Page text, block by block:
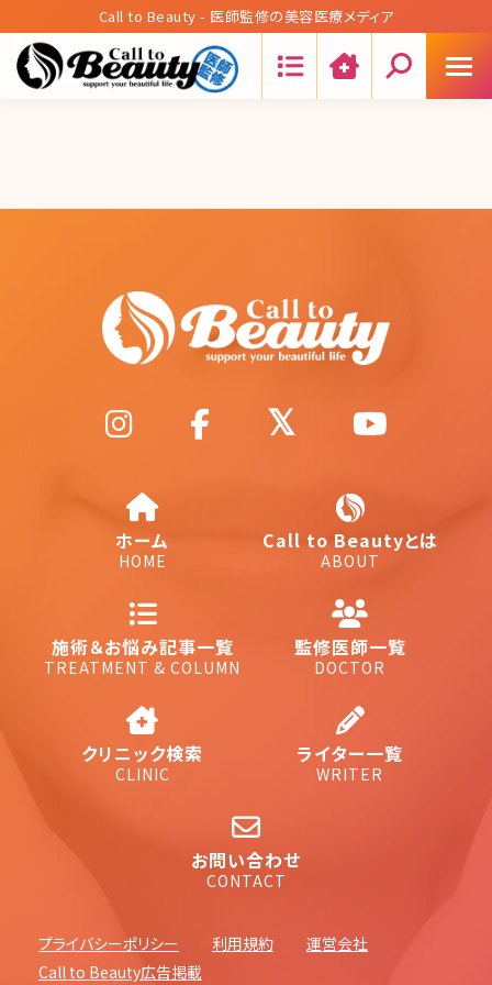
Call to Beauty - 医師監修の美容医療メディア
ホーム
HOME
Call to Beautyとは
ABOUT
施術＆お悩み記事一覧
TREATMENT & COLUMN
監修医師一覧
DOCTOR
クリニック検索
CLINIC
ライター一覧
WRITER
お問い合わせ
CONTACT
プライバシーポリシー 利用規約
運営会社
Call to Beauty広告掲載